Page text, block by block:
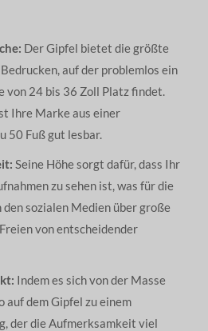
Der Gipfel bietet die größte
auf der problemlos ein
von 24 bis 36 Zoll Platz findet.
Ihre Marke aus einer
50 Fuß gut lesbar.
Seine Höhe sorgt dafür, dass Ihr
zu sehen ist, was für die
sozialen Medien über große
von entscheidender
Indem es sich von der Masse
auf dem Gipfel zu einem
der die Aufmerksamkeit viel